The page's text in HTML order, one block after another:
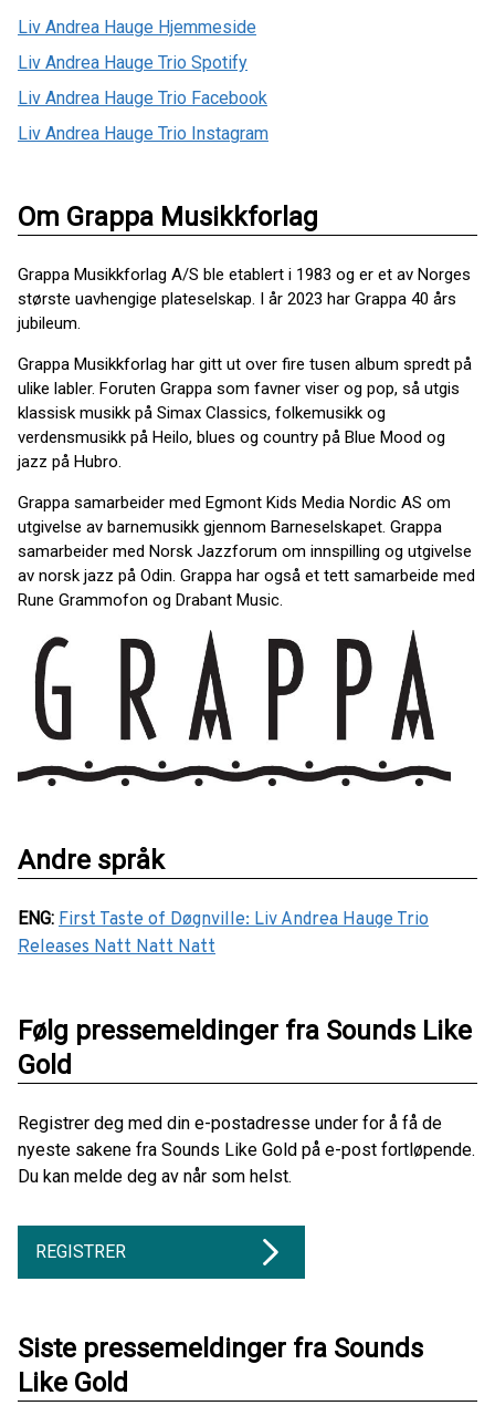
Liv Andrea Hauge Hjemmeside
Liv Andrea Hauge Trio Spotify
Liv Andrea Hauge Trio Facebook
Liv Andrea Hauge Trio Instagram
Om Grappa Musikkforlag
Grappa Musikkforlag A/S ble etablert i 1983 og er et av Norges
største uavhengige plateselskap. I år 2023 har Grappa 40 års
jubileum.
Grappa Musikkforlag har gitt ut over fire tusen album spredt på
ulike labler. Foruten Grappa som favner viser og pop, så utgis
klassisk musikk på Simax Classics, folkemusikk og
verdensmusikk på Heilo, blues og country på Blue Mood og
jazz på Hubro.
Grappa samarbeider med Egmont Kids Media Nordic AS om
utgivelse av barnemusikk gjennom Barneselskapet. Grappa
samarbeider med Norsk Jazzforum om innspilling og utgivelse
av norsk jazz på Odin. Grappa har også et tett samarbeide med
Rune Grammofon og Drabant Music.
Andre språk
ENG: First Taste of Døgnville: Liv Andrea Hauge Trio
Releases Natt Natt Natt
Følg pressemeldinger fra Sounds Like
Gold
Registrer deg med din e-postadresse under for å få de
nyeste sakene fra Sounds Like Gold på e-post fortløpende.
Du kan melde deg av når som helst.
REGISTRER
Siste pressemeldinger fra Sounds
Like Gold